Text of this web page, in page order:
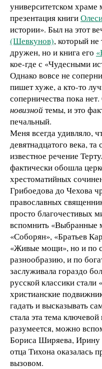
университетском
презентация книги
истории». Был на этот
(Шевкунов), который не
дружен, но и книга его
кое-где с «Чудесными
Однако вовсе не
пишет хуже, а кто-то
соперничества пока
новизнойтемы, и это
печальный.
Меня всегда удивляло,
девятнадцатого века,
известное речение
фактически обошла
хрестоматийных
Грибоедова до Чехова
православных
просто благочестивых
вспомнить «Выбранные
«Соборян», «Братьев
«Живые мощи», но и по
разнообразию, и по
заслуживала гораздо
русской классики
христианские
гадать и высказывать
стала эта тема
разумеется, можно
Бориса Ширяева, Ирину
отца Тихона оказалась
вызовом.